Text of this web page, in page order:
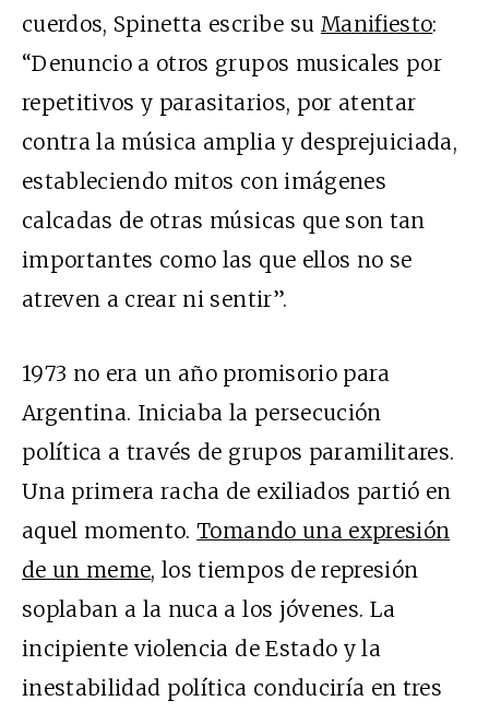
cuerdos, Spinetta escribe su Manifiesto:
“Denuncio a otros grupos musicales por
repetitivos y parasitarios, por atentar
contra la música amplia y desprejuiciada,
estableciendo mitos con imágenes
calcadas de otras músicas que son tan
importantes como las que ellos no se
atreven a crear ni sentir”.
1973 no era un año promisorio para
Argentina. Iniciaba la persecución
política a través de grupos paramilitares.
Una primera racha de exiliados partió en
aquel momento.Tomando una expresión
de un meme, los tiempos de represión
soplaban a la nuca a los jóvenes. La
incipiente violencia de Estado y la
inestabilidad política conduciría en tres